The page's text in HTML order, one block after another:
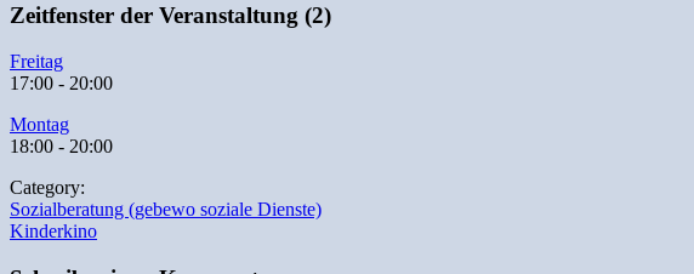
Zeitfenster der Veranstaltung (2)
Freitag
17:00 - 20:00
Montag
18:00 - 20:00
Category:
Beitragsnavigation
Sozialberatung (gebewo soziale Dienste)
Kinderkino